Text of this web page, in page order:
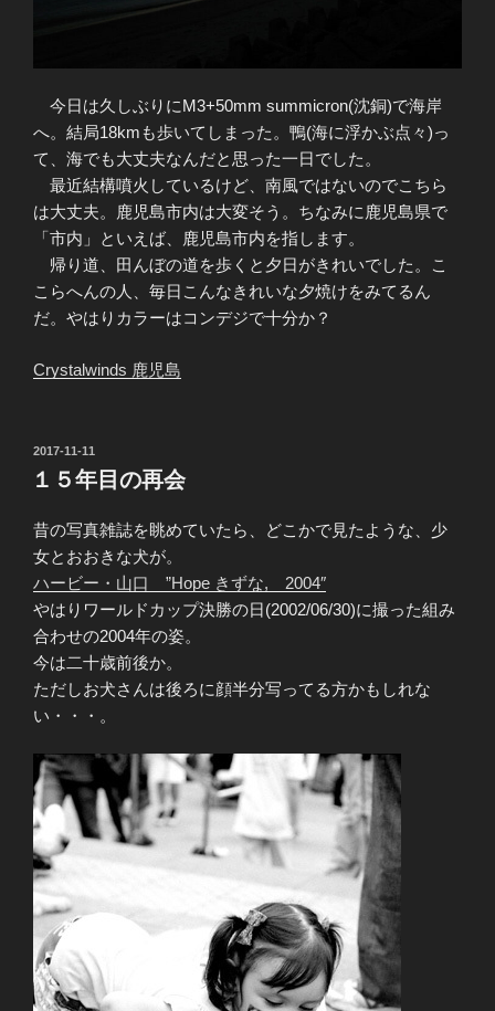
今日は久しぶりにM3+50mm summicron(沈銅)で海岸
へ。結局18kmも歩いてしまった。鴨(海に浮かぶ点々)っ
て、海でも大丈夫なんだと思った一日でした。
最近結構噴火しているけど、南風ではないのでこちら
は大丈夫。鹿児島市内は大変そう。ちなみに鹿児島県で
「市内」といえば、鹿児島市内を指します。
帰り道、田んぼの道を歩くと夕日がきれいでした。こ
こらへんの人、毎日こんなきれいな夕焼けをみてるん
だ。やはりカラーはコンデジで十分か？
Crystalwinds 鹿児島
投
稿
日:
2017-11-11
１５年目の再会
昔の写真雑誌を眺めていたら、どこかで見たような、少
女とおおきな犬が。
ハービー・山口 ”Hope きずな, 2004″
やはりワールドカップ決勝の日(2002/06/30)に撮った組み
合わせの2004年の姿。
今は二十歳前後か。
ただしお犬さんは後ろに顔半分写ってる方かもしれな
い・・・。